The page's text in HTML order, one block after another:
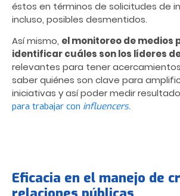
éstos en términos de solicitudes de
incluso, posibles desmentidos.
Así mismo, el monitoreo de medios
identificar cuáles son los líderes
relevantes para tener
saber quiénes son clave para
iniciativas y así poder medir
para trabajar con influencers.
Eficacia en el manejo de